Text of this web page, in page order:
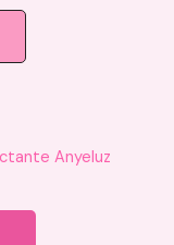
Anyeluz